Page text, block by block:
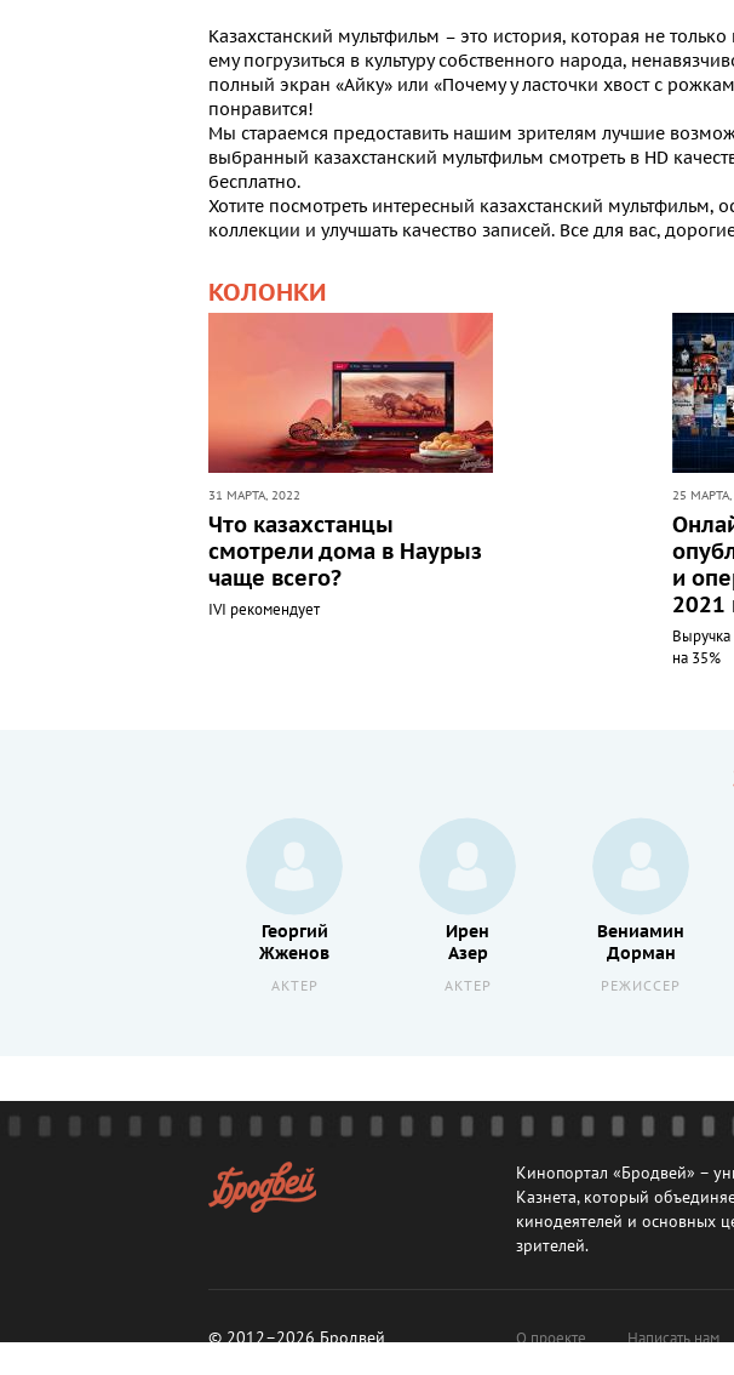
Казахстанский мультфильм – это история, которая не
ему погрузиться в культуру собственного народа,
полный экран «Айку» или «Почему у ласточки хвост с
понравится!
Мы стараемся предоставить нашим зрителям лучшие
выбранный казахстанский мультфильм смотреть в HD
бесплатно.
Хотите посмотреть интересный казахстанский мультфильм,
коллекции и улучшать качество записей. Все для вас,
КОЛОНКИ
31 МАРТА, 2022
Что казахстанцы
смотрели дома в Наурыз
чаще всего?
IVI рекомендует
25 МАРТА,
и
2021
Выручка
на 35%
Георгий
Жженов
АКТЕР
Ирен
Азер
АКТЕР
Вениамин
Дорман
РЕЖИССЕР
Кинопортал «Бродвей» –
Казнета, который
кинодеятелей и основных
зрителей.
© 2012–2026 Бродвей О проекте Написать нам